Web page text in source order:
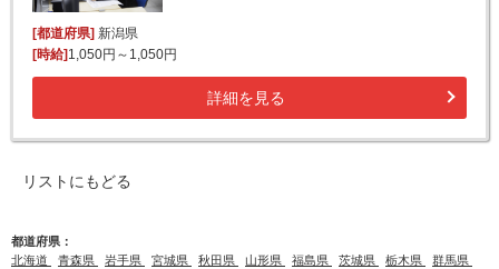
[都道府県] 新潟県
[時給] 1,050円～1,050円
詳細を見る
リストにもどる
都道府県：
北海道
青森県 岩手県 宮城県 秋田県 山形県 福島県 茨城県 栃木県
群馬県